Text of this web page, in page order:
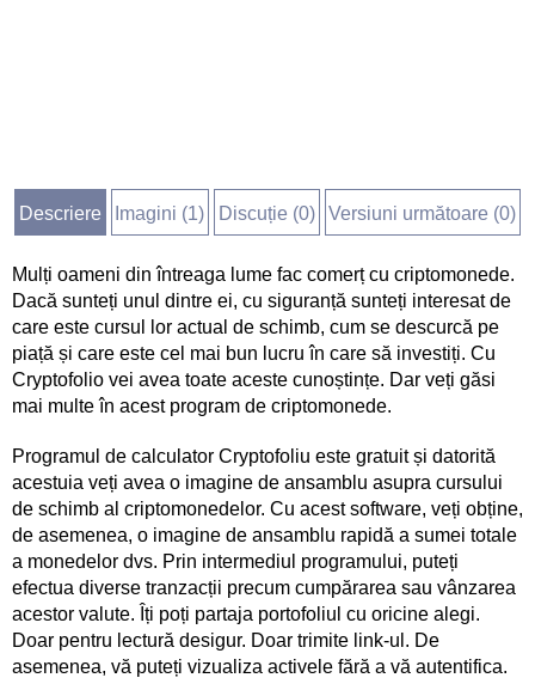
Descriere Imagini (1) Discuție (0) Versiuni următoare (0)
Mulți oameni din întreaga lume fac comerț cu criptomonede.
Dacă sunteți unul dintre ei, cu siguranță sunteți interesat de
care este cursul lor actual de schimb, cum se descurcă pe
piață și care este cel mai bun lucru în care să investiți. Cu
Cryptofolio vei avea toate aceste cunoștințe. Dar veți găsi
mai multe în acest program de criptomonede.
Programul de calculator Cryptofoliu este gratuit și datorită
acestuia veți avea o imagine de ansamblu asupra cursului
de schimb al criptomonedelor. Cu acest software, veți obține,
de asemenea, o imagine de ansamblu rapidă a sumei totale
a monedelor dvs. Prin intermediul programului, puteți
efectua diverse tranzacții precum cumpărarea sau vânzarea
acestor valute. Îți poți partaja portofoliul cu oricine alegi.
Doar pentru lectură desigur. Doar trimite link-ul. De
asemenea, vă puteți vizualiza activele fără a vă autentifica.